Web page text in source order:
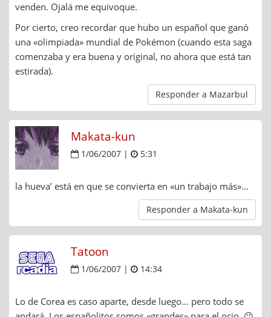
venden. Ojalá me equivoque.
Por cierto, creo recordar que hubo un español que ganó
una «olimpiada» mundial de Pokémon (cuando esta saga
comenzaba y era buena y original, no ahora que está tan
estirada).
Responder a Mazarbul
Makata-kun
1/06/2007 | 5:31
la hueva’ está en que se convierta en «un trabajo más»…
Responder a Makata-kun
Tatoon
1/06/2007 | 14:34
Lo de Corea es caso aparte, desde luego… pero todo se